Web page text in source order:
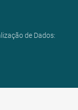
de Dados: